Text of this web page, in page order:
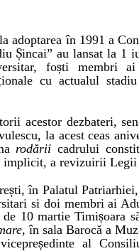
adoptarea în 1991 a
Șincai” au lansat la 1
foști membri ai
ionale cu actualul
acestor dezbateri,
la acest ceas
rodării cadrului
implicit, a revizuirii Legii
ști, în Palatul
si doi membri ai
de 10 martie Timișoara s
, în sala Barocă a
ședinte al